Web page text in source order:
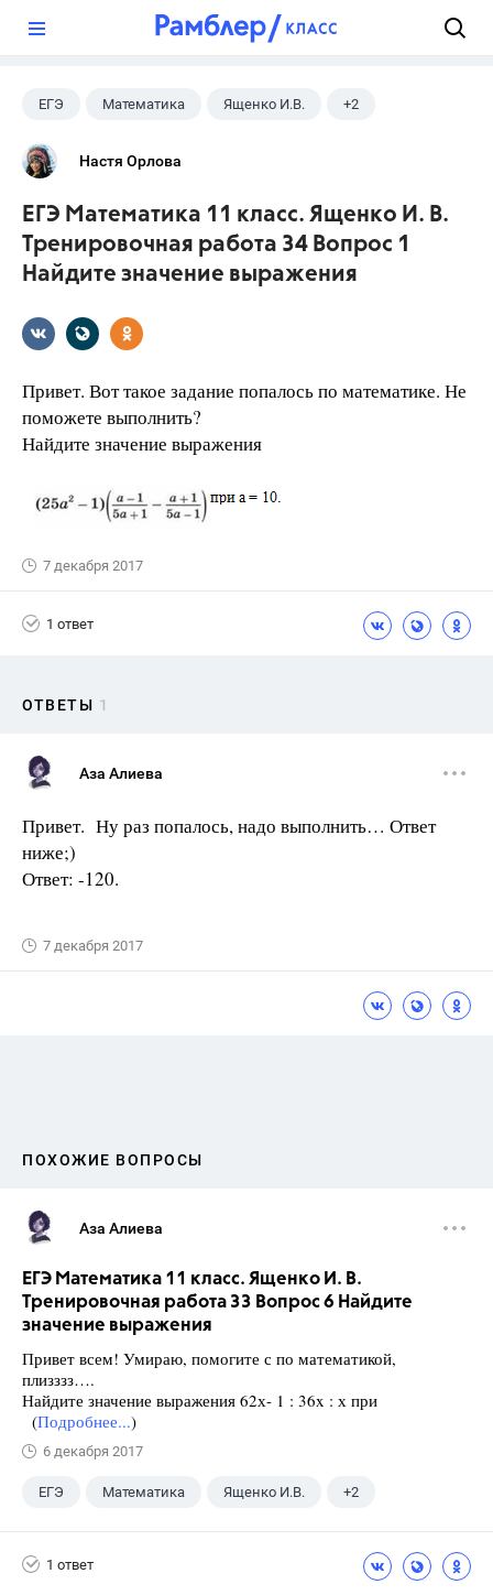
ЕГЭ Математика Ященко И.В. +2
Семенов А.В.
Настя Орлова
ЕГЭ Математика 11 класс. Ященко И. В.
Тренировочная работа 34 Вопрос 1
Найдите значение выражения
Привет. Вот такое задание попалось по математике. Не
поможете выполнить?
Найдите значение выражения
7 декабря 2017
1 ответ
ОТВЕТЫ 1
Аза Алиева
Привет. Ну раз попалось, надо выполнить… Ответ
ниже;)
Ответ: -120.
7 декабря 2017
ПОХОЖИЕ ВОПРОСЫ
Аза Алиева
ЕГЭ Математика 11 класс. Ященко И. В.
Тренировочная работа 33 Вопрос 6 Найдите
значение выражения
Привет всем! Умираю, помогите с по математикой,
плизззз….
Найдите значение выражения 62х- 1 : 36x : х при
(Подробнее...)
6 декабря 2017
ЕГЭ Математика Ященко И.В. +2
1 ответ